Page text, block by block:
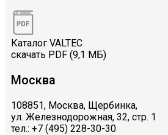
Каталог VALTEC
скачать PDF (9,1 МБ)
Москва
108851, Москва, Щербинка,
ул. Железнодорожная, 32, стр. 1
тел.: +7 (495) 228-30-30